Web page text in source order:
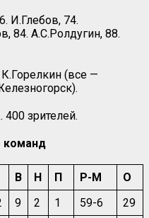
И.Глебов, 74.
84. А.С.Ролдугин, 88.
(все —
зрителей.
команд
В Н П Р-М
О
9 2 1 59-6
29